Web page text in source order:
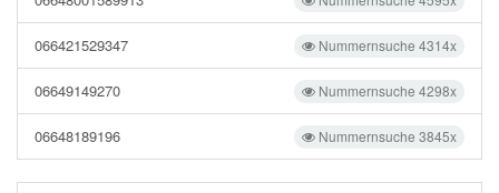
Nummernsuche 4314x
066421529347
Nummernsuche 4298x
06649149270
Nummernsuche 3845x
06648189196